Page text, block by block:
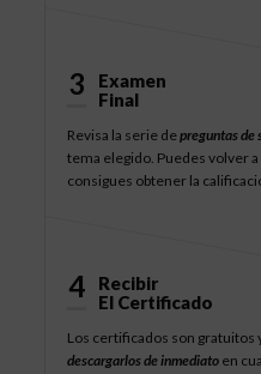
3
Examen
Final
Revisa la serie depreguntas de
tema elegido. Puedes volver
consigues obtener la
4
Recibir
El Certificado
Los certificados son gratuitos
descargarlos de inmediato en